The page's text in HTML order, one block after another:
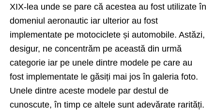
XIX-lea unde se pare că acestea au fost utilizate în
domeniul aeronautic iar ulterior au fost
implementate pe motociclete și automobile. Astăzi,
desigur, ne concentrăm pe această din urmă
categorie iar pe unele dintre modele pe care au
fost implementate le găsiți mai jos în galeria foto.
Unele dintre aceste modele par destul de
cunoscute, în timp ce altele sunt adevărate rarități.